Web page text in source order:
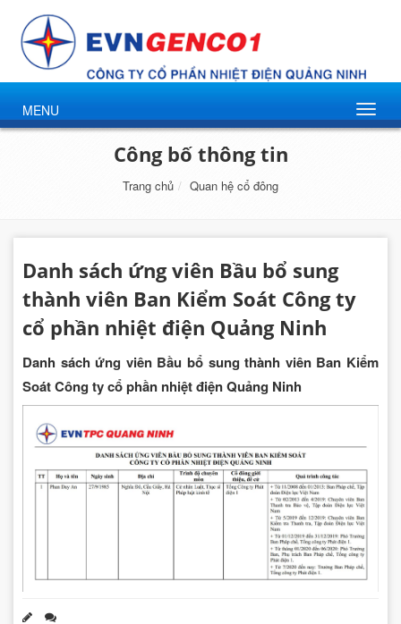
MENU
Công bố thông tin
Trang chủ Quan hệ cổ đông
Danh sách ứng viên Bầu bổ sung
thành viên Ban Kiểm Soát Công ty
cổ phần nhiệt điện Quảng Ninh
Danh sách ứng viên Bầu bổ sung thành viên Ban Kiểm
Soát Công ty cổ phần nhiệt điện Quảng Ninh